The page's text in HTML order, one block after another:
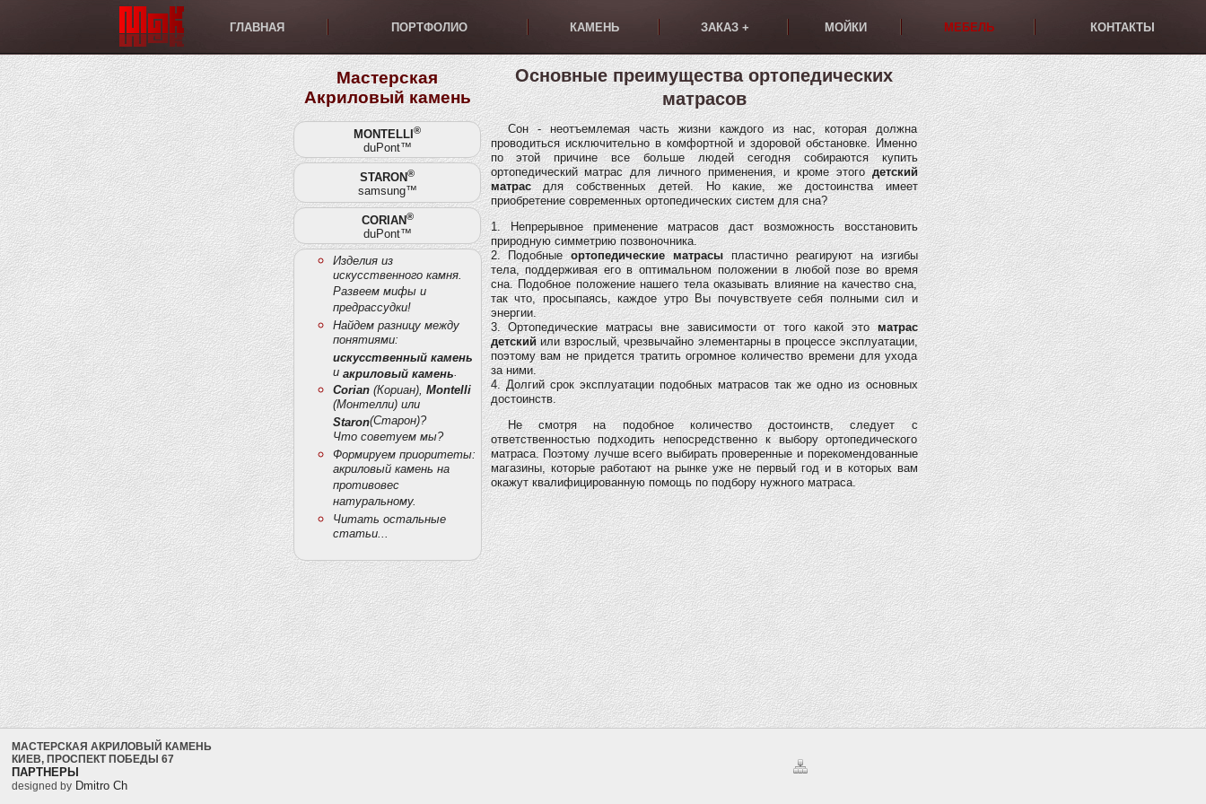
ГЛАВНАЯ ПОРТФОЛИО КАМЕНЬ ЗАКАЗ + МОЙКИ МЕБЕЛЬ КОНТАКТЫ
Мастерская
Акриловый камень
MONTELLI ®
duPont™
STARON®
samsung™
CORIAN®
duPont™
Изделия из
искусственного камня.
Развеем мифы и
предрассудки!
Найдем разницу между
понятиями:
искусственный камень
и акриловый камень.
Corian(Кориан), Montelli
(Монтелли) или
Staron(Старон)?
Что советуем мы?
Формируем приоритеты:
акриловый камень на
противовес
натуральному.
Читать остальные
статьи...
Основные преимущества ортопедических
матрасов
Сон - неотъемлемая часть жизни каждого из нас, которая должна
проводиться исключительно в комфортной и здоровой обстановке. Именно
по этой причине все больше людей сегодня собираются купить
ортопедический матрас для личного применения, и кроме этогодетский
матрасдля собственных детей. Но какие, же достоинства имеет
приобретение современных ортопедических систем для сна?
1. Непрерывное применение матрасов даст возможность восстановить
природную симметрию позвоночника.
2. Подобныеортопедические матрасыпластично реагируют на изгибы
тела, поддерживая его в оптимальном положении в любой позе во время
сна. Подобное положение нашего тела оказывать влияние на качество сна,
так что, просыпаясь, каждое утро Вы почувствуете себя полными сил и
энергии.
3. Ортопедические матрасы вне зависимости от того какой этоматрас
детскийили взрослый, чрезвычайно элементарны в процессе эксплуатации,
поэтому вам не придется тратить огромное количество времени для ухода
за ними.
4. Долгий срок эксплуатации подобных матрасов так же одно из основных
достоинств.
Не смотря на подобное количество достоинств, следует с
ответственностью подходить непосредственно к выбору ортопедического
матраса. Поэтому лучше всего выбирать проверенные и порекомендованные
магазины, которые работают на рынке уже не первый год и в которых вам
окажут квалифицированную помощь по подбору нужного матраса.
МАСТЕРСКАЯ АКРИЛОВЫЙ КАМЕНЬ
КИЕВ, ПРОСПЕКТ ПОБЕДЫ 67
ПАРТНЕРЫ
designed by Dmitro Ch